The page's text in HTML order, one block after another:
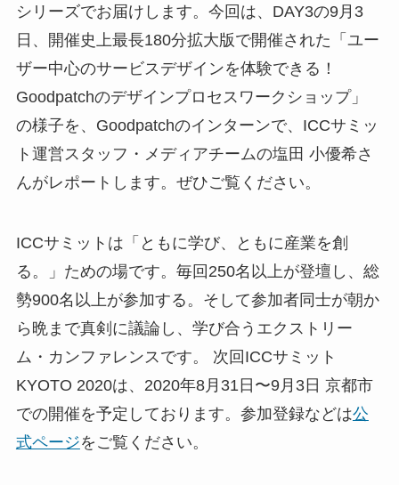
シリーズでお届けします。今回は、DAY3の9月3
日、開催史上最長180分拡大版で開催された「ユー
ザー中心のサービスデザインを体験できる！
Goodpatchのデザインプロセスワークショップ」
の様子を、Goodpatchのインターンで、ICCサミッ
ト運営スタッフ・メディアチームの塩田 小優希さ
んがレポートします。ぜひご覧ください。
ICCサミットは「ともに学び、ともに産業を創
る。」ための場です。毎回250名以上が登壇し、総
勢900名以上が参加する。そして参加者同士が朝か
ら晩まで真剣に議論し、学び合うエクストリー
ム・カンファレンスです。 次回ICCサミット
KYOTO 2020は、2020年8月31日〜9月3日 京都市
での開催を予定しております。参加登録などは公
式ページをご覧ください。